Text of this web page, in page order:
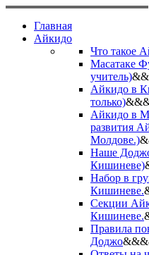
Главная
Айкидо
Что такое
Масатаке
учитель)
Айкидо в
только)
Айкидо в
развития
Молдове.)
Наше
Кишиневе)
Набор в
Кишиневе.
Секции
Кишиневе.
Правила
Доджо